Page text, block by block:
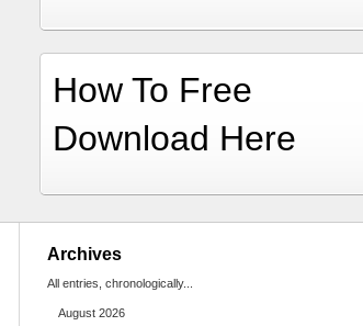
How To Free
Download Here
Archives
All entries, chronologically...
August 2026